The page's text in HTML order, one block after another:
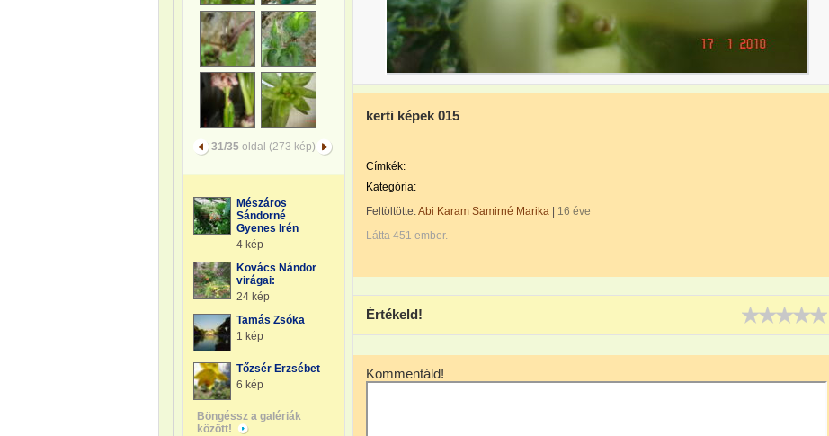
31/35 oldal (273 kép)
Mészáros
Sándorné
Gyenes Irén
4 kép
Kovács Nándor
virágai:
24 kép
Tamás Zsóka
1 kép
Tőzsér Erzsébet
6 kép
Böngéssz a galériák
között!
kerti képek 015
Címkék:
Kategória:
Feltöltötte:Abi Karam Samirné Marika
16 éve
Látta 451 ember.
Értékeld!
Kommentáld!